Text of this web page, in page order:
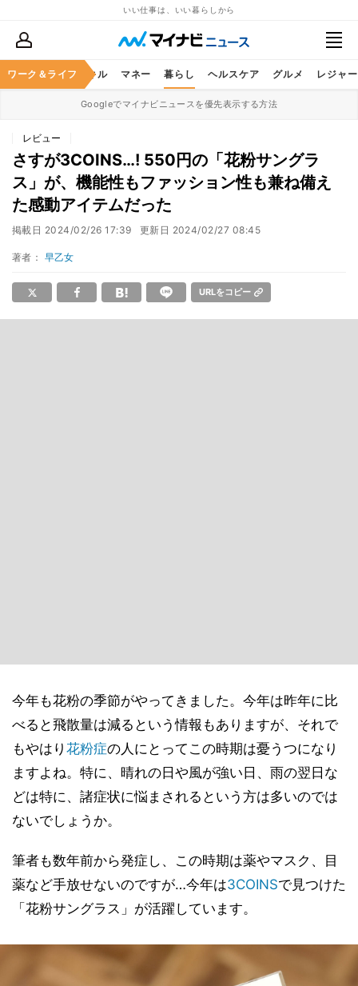
いい仕事は、いい暮らしから
ワーク＆ライフ
ア ビジネススキル マネー 暮らし ヘルスケア グルメ レジャー
Googleでマイナビニュースを優先表示する方法
レビュー
さすが3COINS…! 550円の「花粉サングラ
ス」が、機能性もファッション性も兼ね備え
た感動アイテムだった
掲載日 2024/02/26 17:39 更新日 2024/02/27 08:45
著者： 早乙女
URLをコピー
今年も花粉の季節がやってきました。今年は昨年に比
べると飛散量は減るという情報もありますが、それで
もやはり 花粉症の人にとってこの時期は憂うつになり
ますよね。特に、晴れの日や風が強い日、雨の翌日な
どは特に、諸症状に悩まされるという方は多いのでは
ないでしょうか。
筆者も数年前から発症し、この時期は薬やマスク、目
薬など手放せないのですが…今年は3COINSで見つけた
「花粉サングラス」が活躍しています。